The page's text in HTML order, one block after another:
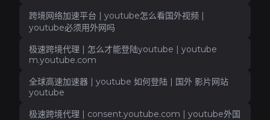
跨境网络加速平台 | youtube怎么看国外视频 |
youtube必须用外网吗
极速跨境代理 | 怎么才能登陆youtube | youtube
m.youtube.com
全球高速加速器 | youtube 如何登陆 | 国外 影片网站
youtube
极速跨境代理 | consent.youtube.com | youtube外国